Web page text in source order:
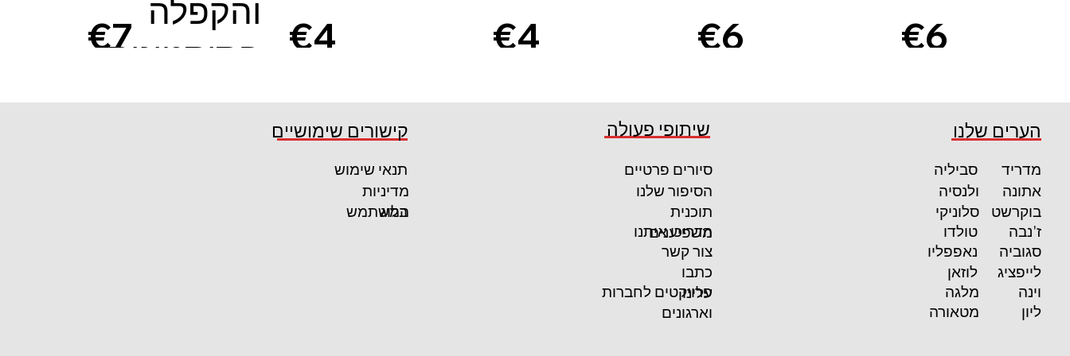
€7
והקפלה
הסיסטינית
€4
€4
€6
€6
קישורים שימושיים
תנאי שימוש
מדיניות
המשתמש
בלוג
שיתופי פעולה
תוכנית
משפיענים
הסיפור שלנו
סיורים פרטיים
הדריכו איתנו
פרויקטים לחברות
וארגונים
כתבו
עלינו
צור קשר
הערים שלנו
סביליה
ולנסיה
מדריד
סלוניקי
אתונה
טולדו
בוקרשט
נאפפליו
ז'נבה
לוזאן
סגוביה
מלגה
לייפציג
מטאורה
וינה
ליון